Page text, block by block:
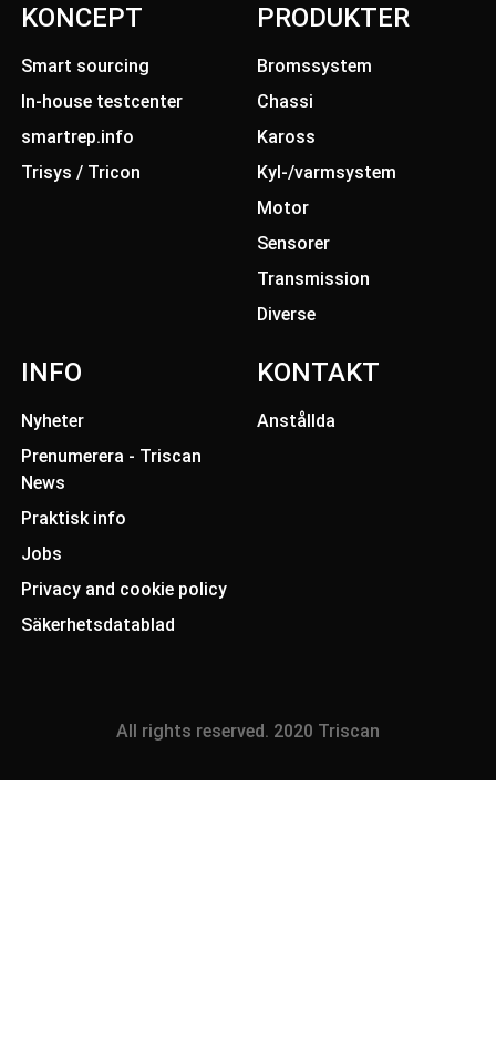
KONCEPT
Smart sourcing
In-house testcenter
smartrep.info
Trisys / Tricon
PRODUKTER
Bromssystem
Chassi
Kaross
Kyl-/varmsystem
Motor
Sensorer
Transmission
Diverse
INFO
Nyheter
Prenumerera - Triscan
News
Praktisk info
Jobs
Privacy and cookie policy
Säkerhetsdatablad
KONTAKT
Anstållda
All rights reserved. 2020 Triscan